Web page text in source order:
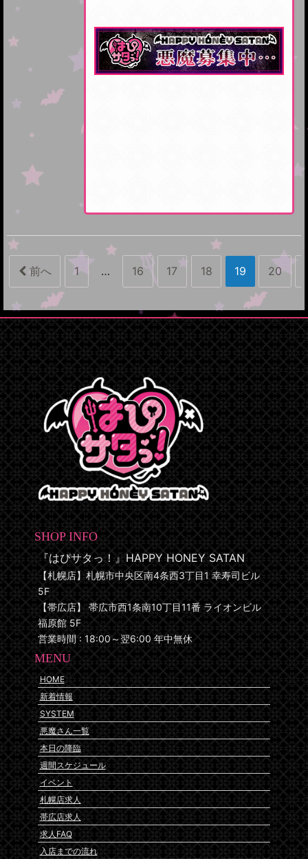
前へ 1 … 16 17 18 19 20
SHOP INFO
『はぴサタっ！』HAPPY HONEY SATAN
【札幌店】札幌市中央区南4条西3丁目1 幸寿司ビル
5F
【帯広店】 帯広市西1条南10丁目11番 ライオンビル
福原館 5F
営業時間 : 18:00～翌6:00 年中無休
MENU
HOME
新着情報
SYSTEM
悪魔さん一覧
本日の降臨
週間スケジュール
イベント
札幌店求人
帯広店求人
求人FAQ
入店までの流れ